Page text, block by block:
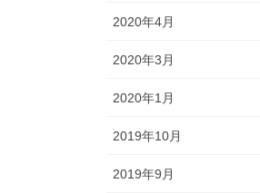
2020年4月
2020年3月
2020年1月
2019年10月
2019年9月